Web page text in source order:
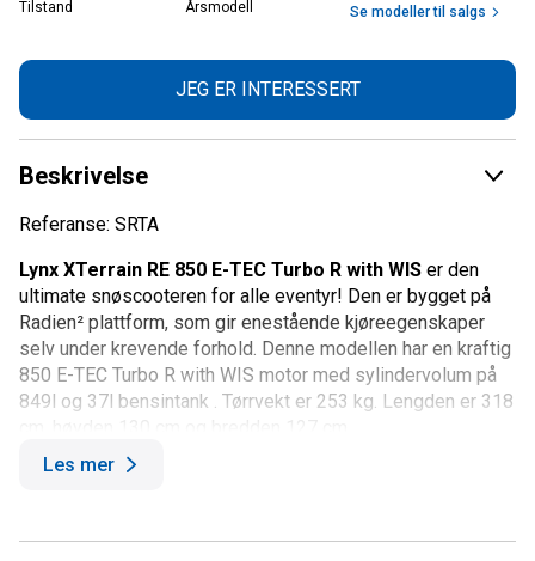
Tilstand Årsmodell Se modeller til salgs
JEG ER INTERESSERT
Beskrivelse
Referanse: SRTA
Lynx XTerrain RE 850 E-TEC Turbo R with WIS er den
ultimate snøscooteren for alle eventyr! Den er bygget på
Radien² plattform, som gir enestående kjøreegenskaper
selv under krevende forhold. Denne modellen har en kraftig
850 E-TEC Turbo R with WIS motor med sylindervolum på
849l og 37l bensintank . Tørrvekt er 253 kg. Lengden er 318
Lynx XTerrain
Les mer